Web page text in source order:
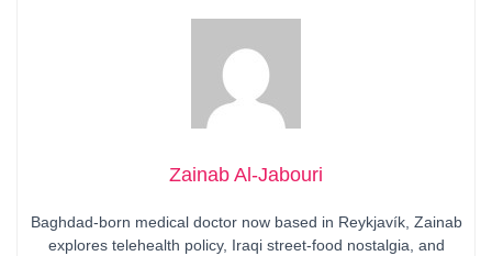
Zainab Al-Jabouri
Baghdad-born medical doctor now based in Reykjavík, Zainab
explores telehealth policy, Iraqi street-food nostalgia, and